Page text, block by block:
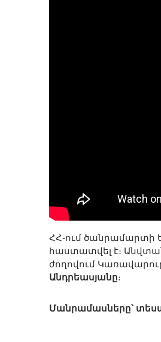
ՀՀ-ում ծանրամարտի
հաստատվել է։
ժողովում
Անդրեասյանը։
Մանրամասները՝